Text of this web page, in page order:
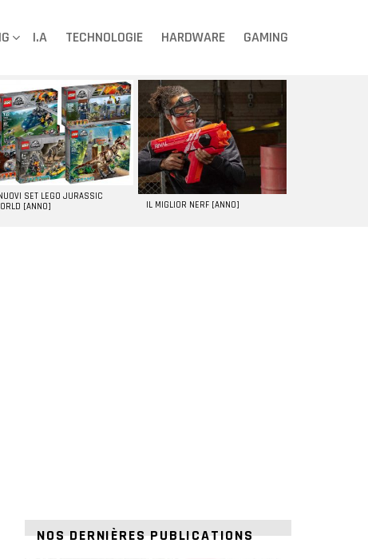
I.A TECHNOLOGIE HARDWARE GAMING
SET LEGO JURASSIC
[ANNO]
IL MIGLIOR NERF [ANNO]
NOS DERNIÈRES PUBLICATIONS